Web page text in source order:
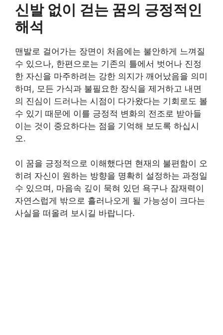
신발 없이 걷는 꿈의 긍정적인
해석
맨발로 걸어가는 장면이 처음에는 불안하게 느껴질
수 있으나, 한편으로는 기존의 틀에서 벗어나 진정
한 자신을 마주하려는 강한 의지가 깨어났음을 의미
하며, 모든 가식과 불필요한 장식을 제거하고 내면
의 진심이 드러나는 시점이 다가왔다는 기회로도 볼
수 있기 때문에 이를 긍정적 변화의 전조로 받아들
이는 것이 중요하다는 점을 기억해 보도록 하십시
오.
이 꿈을 긍정적으로 이해했다면 현재의 불편함이 오
히려 자신이 원하는 방향을 명확히 설정하는 과정일
수 있으며, 마음속 깊이 묵혀 있던 욕구나 잠재력이
자연스럽게 밖으로 흘러나오게 될 가능성이 크다는
사실을 떠올려 보시길 바랍니다.